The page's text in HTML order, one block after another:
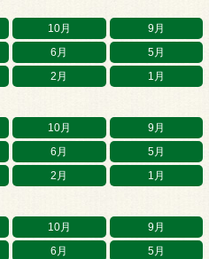
10月
9月
6月
5月
2月 1月
10月
9月
6月
5月
2月 1月
10月
9月
6月
5月